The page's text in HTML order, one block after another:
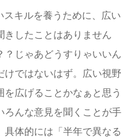
スキルを養うために、広い
したことはありません
じゃあどうすりゃいいん
ではないはず。広い視野
広げることかなぁと思う
んな意見を聞くことが手
体的には「半年で異なる